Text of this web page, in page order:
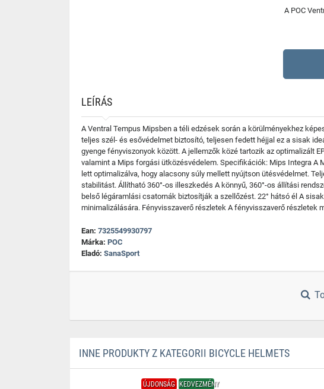
A POC
LEÍRÁS
A Ventral Tempus Mipsben a téli edzések során a körülményekhez
teljes szél- és esővédelmet biztosító, teljesen fedett héjjal ez a sisak
gyenge fényviszonyok között. A jellemzők közé tartozik az optimalizált
valamint a Mips forgási ütközésvédelem. Specifikációk: Mips Integra A
lett optimalizálva, hogy alacsony súly mellett nyújtson ütésvédelmet.
stabilitást. Állítható 360°-os illeszkedés A könnyű, 360°-os állítási
belső légáramlási csatornák biztosítják a szellőzést. 22° hátsó él A
minimalizálására. Fényvisszaverő részletek A fényvisszaverő
Ean: 7325549930797
Márka: POC
Eladó: SanaSport
INNE PRODUKTY Z KATEGORII BICYCLE HELMETS
ÚJDONSÁG KEDVEZMÉNY